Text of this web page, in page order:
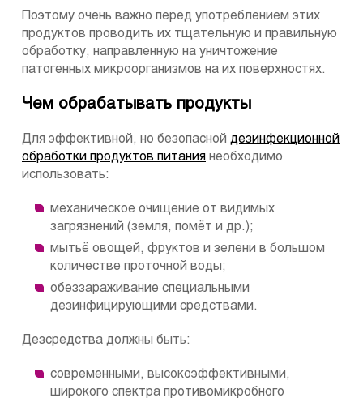
Поэтому очень важно перед употреблением этих
продуктов проводить их тщательную и правильную
обработку, направленную на уничтожение
патогенных микроорганизмов на их поверхностях.
Чем обрабатывать продукты
Для эффективной, но безопасной дезинфекционной
обработки продуктов питания необходимо
использовать:
механическое очищение от видимых
загрязнений (земля, помёт и др.);
мытьё овощей, фруктов и зелени в большом
количестве проточной воды;
обеззараживание специальными
дезинфицирующими средствами.
Дезсредства должны быть:
современными, высокоэффективными,
широкого спектра противомикробного